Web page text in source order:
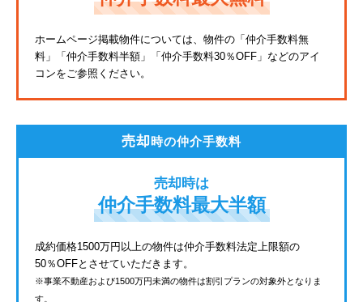
東武東上線
JR鶴見線
京成金町線
ホームページ掲載物件については、物件の「仲介手数料無
料」
「仲介手数料半額」「仲介手数料30％OFF」などのアイ
コンをご参照ください。
売却時の仲介手数料
売却時は
仲介手数料最大半額
成約価格1500万円以上の物件は仲介手数料法定上限額の
50％OFFとさせていただきます。
※事業不動産および1500万円未満の物件は割引プランの対象外となりま
す。